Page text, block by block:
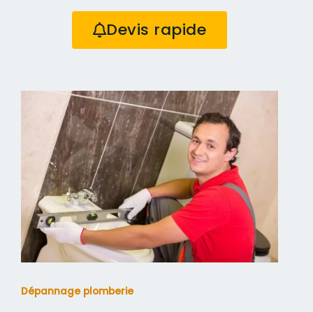
Devis rapide
Dépannage plomberie